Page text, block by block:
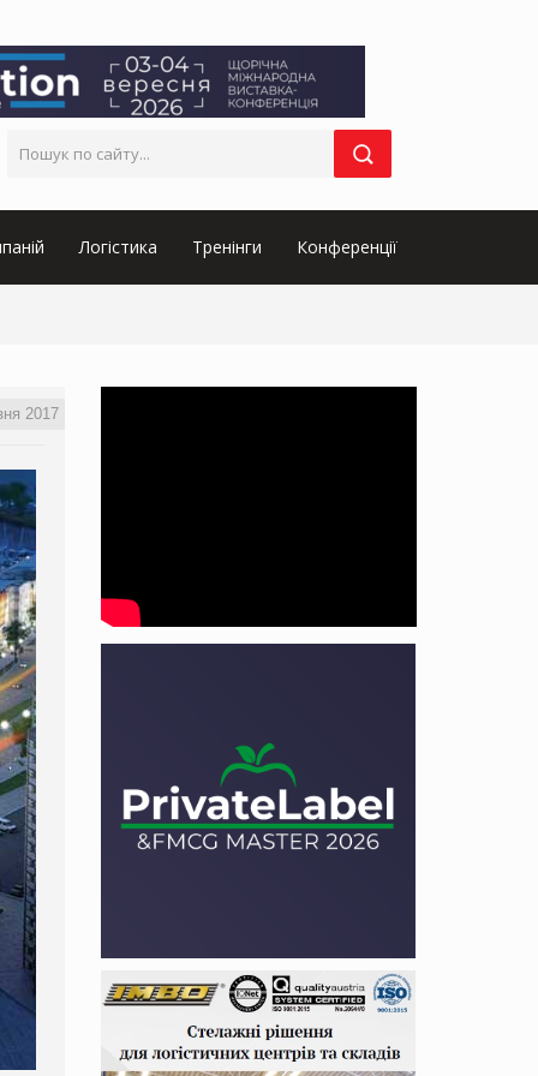
Логістика Тренінги Конференції
2017